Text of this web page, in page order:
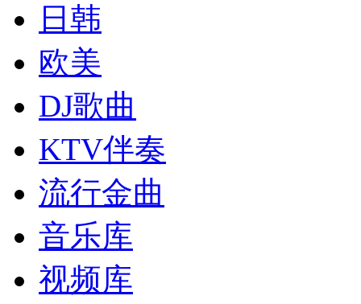
日韩
欧美
DJ歌曲
KTV伴奏
流行金曲
音乐库
视频库